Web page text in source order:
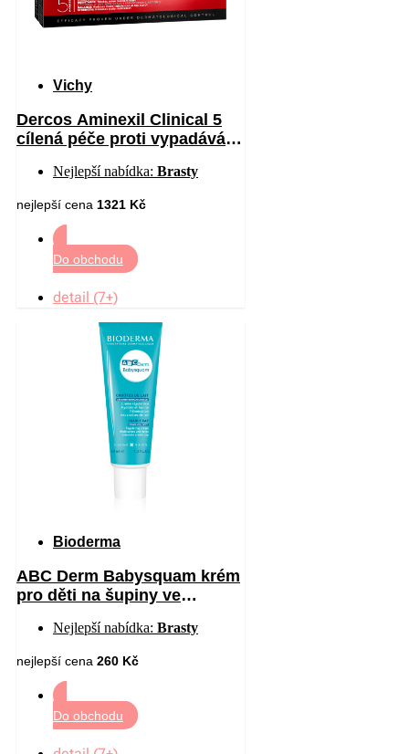
Vichy
Dercos Aminexil Clinical 5
cílená péče proti vypadávání
Nejlepší nabídka: Brasty
nejlepší cena 1321 Kč
Do obchodu
detail (7+)
Bioderma
ABC Derm Babysquam krém
pro děti na šupiny ve
Nejlepší nabídka: Brasty
nejlepší cena 260 Kč
Do obchodu